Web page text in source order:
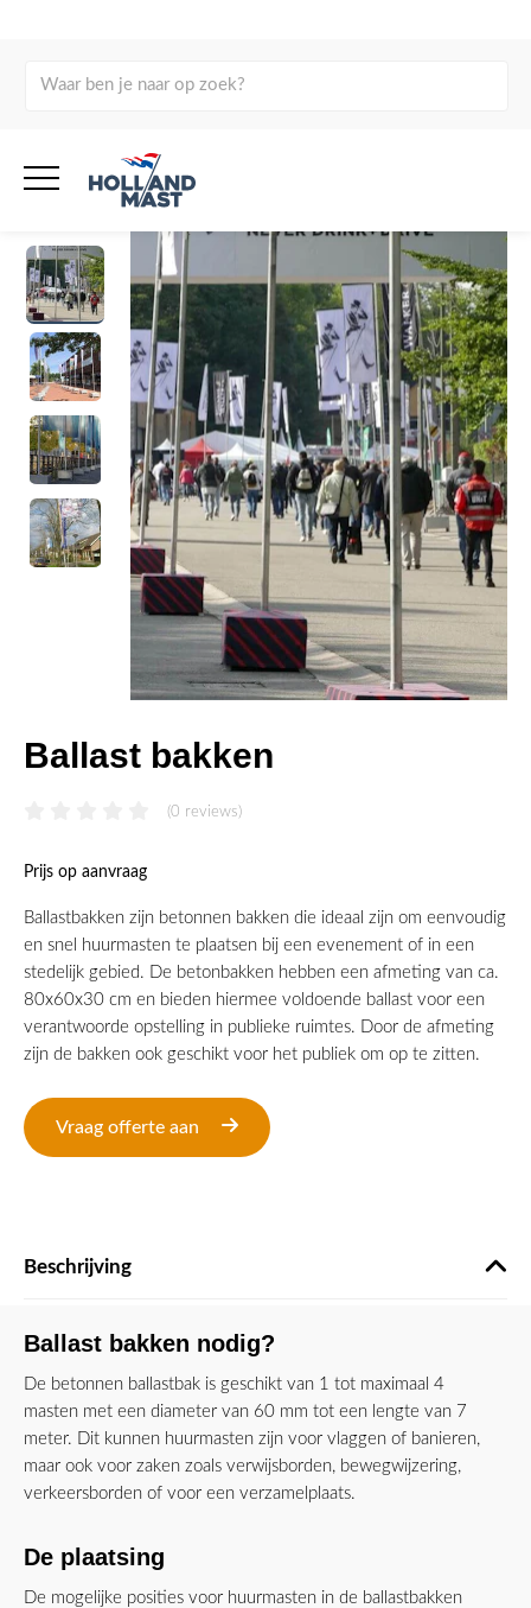
Ballast bakken
(0 reviews)
Prijs op aanvraag
Ballastbakken zijn betonnen bakken die ideaal zijn om eenvoudig
en snel huurmasten te plaatsen bij een evenement of in een
stedelijk gebied. De betonbakken hebben een afmeting van ca.
80x60x30 cm en bieden hiermee voldoende ballast voor een
verantwoorde opstelling in publieke ruimtes. Door de afmeting
zijn de bakken ook geschikt voor het publiek om op te zitten.
Vraag offerte aan
Beschrijving
Ballast bakken nodig?
De betonnen ballastbak is geschikt van 1 tot maximaal 4
masten met een diameter van 60 mm tot een lengte van 7
meter. Dit kunnen huurmasten zijn voor vlaggen of banieren,
maar ook voor zaken zoals verwijsborden, bewegwijzering,
verkeersborden of voor een verzamelplaats.
De plaatsing
De mogelijke posities voor huurmasten in de ballastbakken